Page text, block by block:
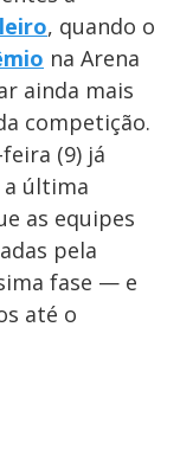
, quando o
na Arena
ainda mais
competição.
(9) já
a última
as equipes
pela
fase — e
até o